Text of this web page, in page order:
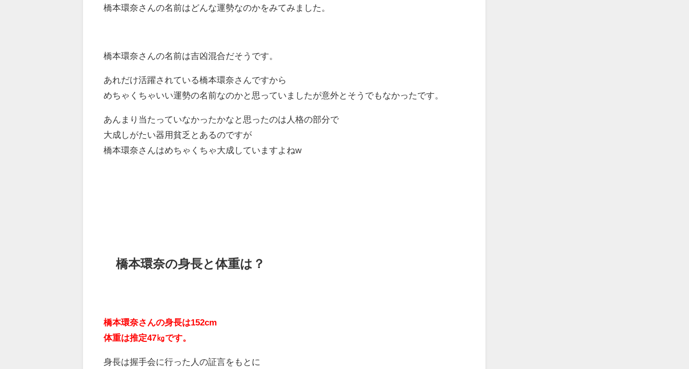
橋本環奈さんの名前はどんな運勢なのかをみてみました。
橋本環奈さんの名前は吉凶混合だそうです。
あれだけ活躍されている橋本環奈さんですから
めちゃくちゃいい運勢の名前なのかと思っていましたが意外とそうでもなかったです。
あんまり当たっていなかったかなと思ったのは人格の部分で
大成しがたい器用貧乏とあるのですが
橋本環奈さんはめちゃくちゃ大成していますよねw
橋本環奈の身長と体重は？
橋本環奈さんの身長は152cm
体重は推定47㎏です。
身長は握手会に行った人の証言をもとに